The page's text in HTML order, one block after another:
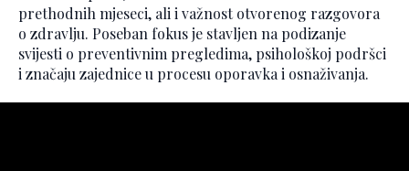
prethodnih mjeseci, ali i važnost otvorenog razgovora
o zdravlju. Poseban fokus je stavljen na podizanje
svijesti o preventivnim pregledima, psihološkoj podršci
i značaju zajednice u procesu oporavka i osnaživanja.